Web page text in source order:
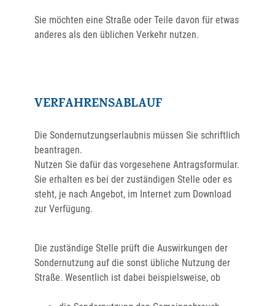
Sie möchten eine Straße oder Teile davon für etwas
anderes als den üblichen Verkehr nutzen.
VERFAHRENSABLAUF
Die Sondernutzungserlaubnis müssen Sie schriftlich
beantragen.
Nutzen Sie dafür das vorgesehene Antragsformular.
Sie erhalten es bei der zuständigen Stelle oder es
steht, je nach Angebot, im Internet zum Download
zur Verfügung.
Die zuständige Stelle prüft die Auswirkungen der
Sondernutzung auf die sonst übliche Nutzung der
Straße. Wesentlich ist dabei beispielsweise, ob